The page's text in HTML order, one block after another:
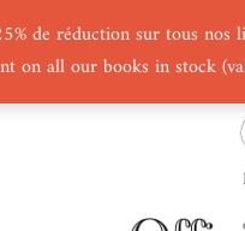
de réduction sur tous
on all our books in stock